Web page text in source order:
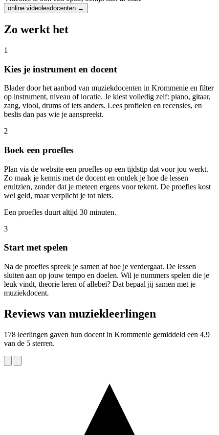
online videolesdocenten →
Zo werkt het
1
Kies je instrument en docent
Blader door het aanbod van muziekdocenten in Krommenie en filter
op instrument, niveau of locatie. Je kiest volledig zelf: piano, gitaar,
zang, viool, drums of iets anders. Lees profielen en recensies, en
beslis dan pas wie je aanspreekt.
2
Boek een proefles
Plan via de website een proefles op een tijdstip dat voor jou werkt.
Zo maak je kennis met de docent en ontdek je hoe de lessen
eruitzien, zonder dat je meteen ergens voor tekent. De proefles kost
wel geld, maar verplicht je tot niets.
Een proefles duurt altijd 30 minuten.
3
Start met spelen
Na de proefles spreek je samen af hoe je verdergaat. De lessen
sluiten aan op jouw tempo en doelen. Wil je nummers spelen die je
leuk vindt, theorie leren of allebei? Dat bepaal jij samen met je
muziekdocent.
Reviews van muziekleerlingen
178 leerlingen gaven hun docent in Krommenie gemiddeld een 4,9
van de 5 sterren.